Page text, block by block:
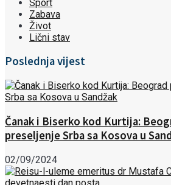
Sport
Zabava
Život
Lični stav
Poslednja vijest
Čanak i Biserko kod Kurtija:
preseljenje Srba sa Kosova u
02/09/2024